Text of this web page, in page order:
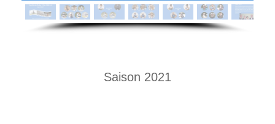
Saison 2021